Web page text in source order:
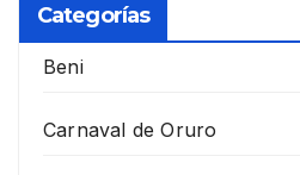
Categorías
Beni
Carnaval de Oruro